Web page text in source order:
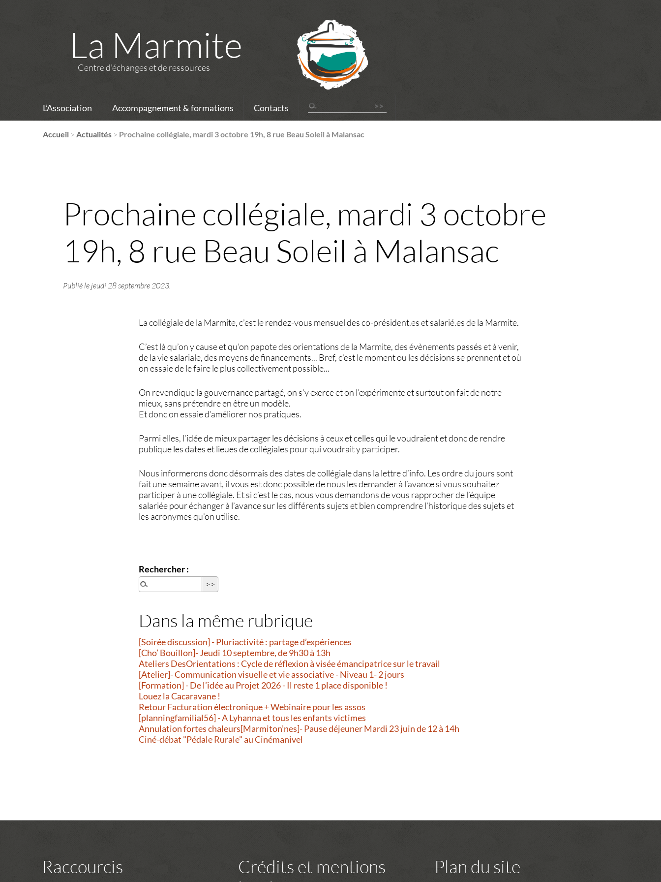
La Marmite
Centre d’échanges et de ressources
L’Association Accompagnement & formations Contacts
Accueil >Actualités > Prochaine collégiale, mardi 3 octobre 19h, 8 rue Beau Soleil à Malansac
Prochaine collégiale, mardi 3 octobre
19h, 8 rue Beau Soleil à Malansac
Publié le jeudi 28 septembre 2023.
La collégiale de la Marmite, c’est le rendez-vous mensuel des co-président.es et salarié.es de la Marmite.
C’est là qu’on y cause et qu’on papote des orientations de la Marmite, des évènements passés et à venir,
de la vie salariale, des moyens de financements... Bref, c’est le moment ou les décisions se prennent et où
on essaie de le faire le plus collectivement possible...
On revendique la gouvernance partagé, on s’y exerce et on l’expérimente et surtout on fait de notre
mieux, sans prétendre en être un modèle.
Et donc on essaie d’améliorer nos pratiques.
Parmi elles, l’idée de mieux partager les décisions à ceux et celles qui le voudraient et donc de rendre
publique les dates et lieues de collégiales pour qui voudrait y participer.
Nous informerons donc désormais des dates de collégiale dans la lettre d’info. Les ordre du jours sont
fait une semaine avant, il vous est donc possible de nous les demander à l’avance si vous souhaitez
participer à une collégiale. Et si c’est le cas, nous vous demandons de vous rapprocher de l’équipe
salariée pour échanger à l’avance sur les différents sujets et bien comprendre l’historique des sujets et
les acronymes qu’on utilise.
Rechercher :
Dans la même rubrique
[Soirée discussion] - Pluriactivité : partage d’expériences
[Cho’ Bouillon]- Jeudi 10 septembre, de 9h30 à 13h
Ateliers DesOrientations : Cycle de réflexion à visée émancipatrice sur le travail
[Atelier]- Communication visuelle et vie associative - Niveau 1- 2 jours
[Formation] - De l’idée au Projet 2026 - Il reste 1 place disponible !
Louez la Cacaravane !
Retour Facturation électronique + Webinaire pour les assos
[planningfamilial56] - A Lyhanna et tous les enfants victimes
Annulation fortes chaleurs[Marmiton’nes]- Pause déjeuner Mardi 23 juin de 12 à 14h
Ciné-débat "Pédale Rurale" au Cinémanivel
Raccourcis
Crédits et mentions
Plan du site